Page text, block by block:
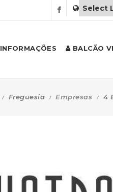
INFORMAÇÕES BALCÃO
Freguesia Empresas 4